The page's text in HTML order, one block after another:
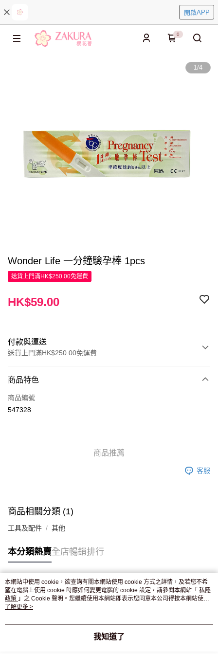
開啟APP
0
1/4
Wonder Life 一分鐘驗孕棒 1pcs
送貨上門滿HK$250.00免運費
HK$59.00
付款與運送
送貨上門滿HK$250.00免運費
信用卡
Apple Pay
付款後門市自取，訂單確認後2-4個工作天到店，7天內取。逾期後
商品特色
商品編號
547328
商品推薦
客服
商品相關分類 (1)
工具及配件 其他
本分類熱賣全店暢銷排行
熱門標籤
熱銷排行
本網站中使用 cookie，欲查詢有關本網站使用 cookie 方式之詳情，及若您不希
望在電腦上使用 cookie 時應如何變更電腦的 cookie 設定，請參閱本網站「 私隱
政策 」之 Cookie 聲明。您繼續使用本網站即表示您同意本公司得按本網站使用
條款之 Cookie 聲明使用 cookie。
了解更多 >
我知道了